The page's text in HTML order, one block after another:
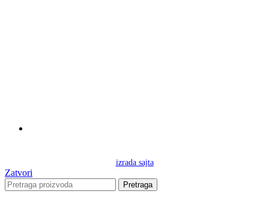
izrada sajta
Zatvori
Pretraga